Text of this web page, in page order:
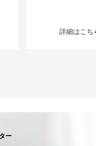
詳細はこち
ー